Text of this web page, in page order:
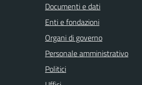
Documenti e dati
Enti e fondazioni
Organi di governo
Personale amministrativo
Politici